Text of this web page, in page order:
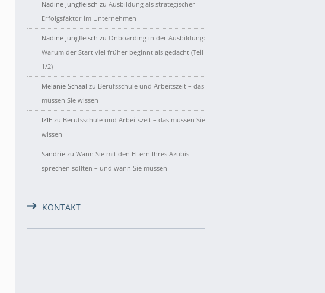
Nadine Jungfleisch zu Ausbildung als strategischer
Erfolgsfaktor im Unternehmen
Nadine Jungfleisch zu Onboarding in der Ausbildung:
Warum der Start viel früher beginnt als gedacht (Teil
1/2)
Melanie Schaal zu Berufsschule und Arbeitszeit – das
müssen Sie wissen
IZIE zu Berufsschule und Arbeitszeit – das müssen Sie
wissen
Sandrie zu Wann Sie mit den Eltern Ihres Azubis
sprechen sollten – und wann Sie müssen
KONTAKT